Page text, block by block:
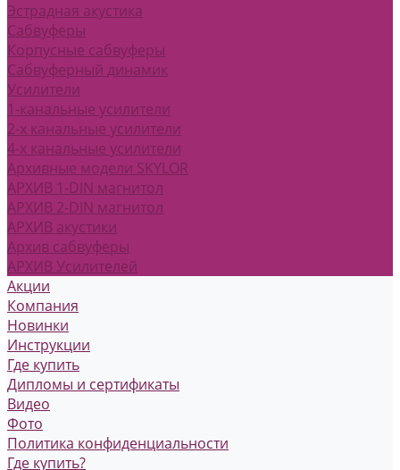
Эстрадная акустика
Сабвуферы
Корпусные сабвуферы
Сабвуферный динамик
Усилители
1-канальные усилители
2-х канальные усилители
4-х канальные усилители
Архивные модели SKYLOR
АРХИВ 1-DIN магнитол
АРХИВ 2-DIN магнитол
АРХИВ акустики
Архив сабвуферы
АРХИВ Усилителей
Акции
Компания
Новинки
Инструкции
Где купить
Дипломы и сертификаты
Видео
Фото
Политика конфиденциальности
Где купить?